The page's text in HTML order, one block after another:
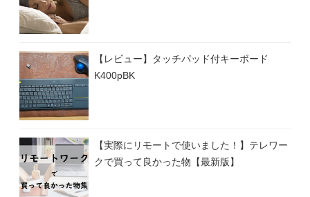
【レビュー】タッチパッド付キーボード
K400pBK
【実際にリモートで使いました！】テレワー
クで買って良かった物【最新版】